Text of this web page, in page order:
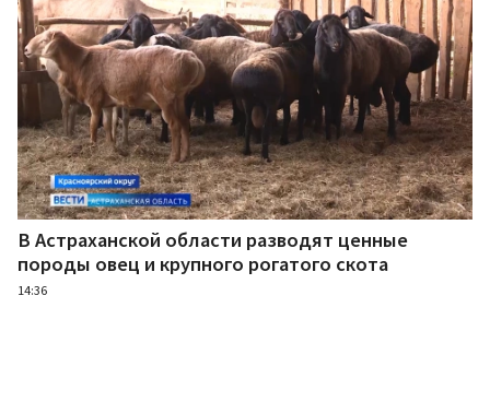
В Астраханской области разводят ценные
породы овец и крупного рогатого скота
14:36